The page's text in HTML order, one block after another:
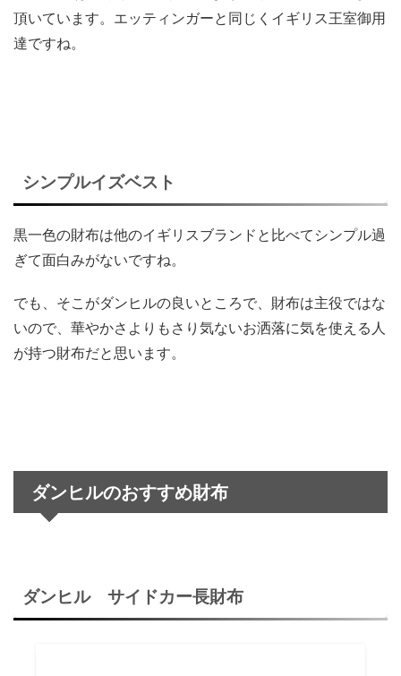
頂いています。エッティンガーと同じくイギリス王室御用
達ですね。
シンプルイズベスト
黒一色の財布は他のイギリスブランドと比べてシンプル過
ぎて面白みがないですね。
でも、そこがダンヒルの良いところで、財布は主役ではな
いので、華やかさよりもさり気ないお洒落に気を使える人
が持つ財布だと思います。
ダンヒルのおすすめ財布
ダンヒル サイドカー長財布